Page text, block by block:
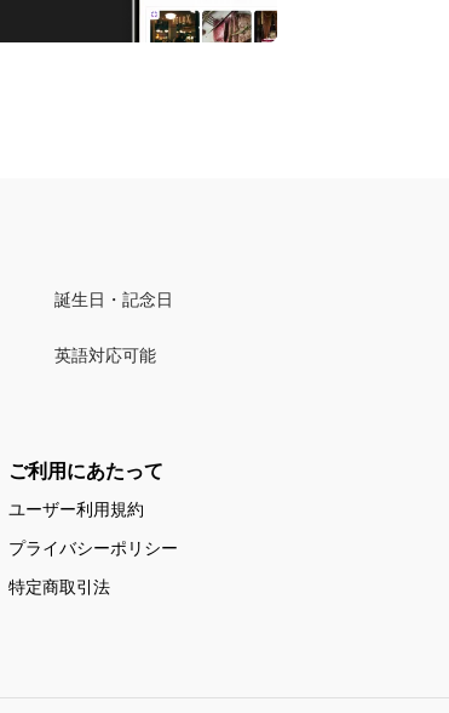
誕生日・記念日
英語対応可能
ご利用にあたって
ユーザー利用規約
プライバシーポリシー
特定商取引法